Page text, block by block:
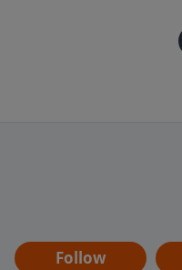
Follow